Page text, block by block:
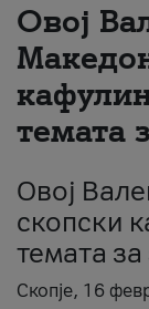
Овој
темата
Овој
скопски
темата
Скопје, 16